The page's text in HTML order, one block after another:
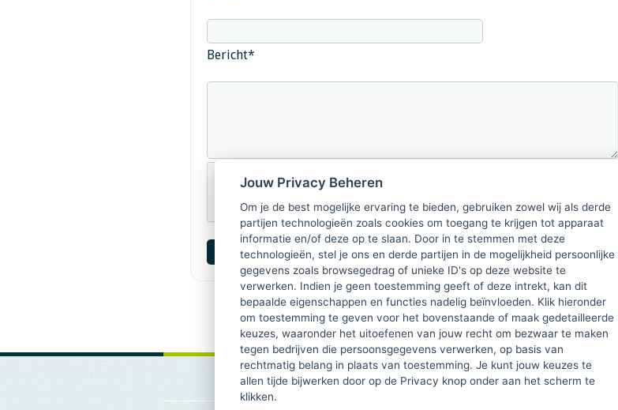
Bericht*
Jouw Privacy Beheren
Om je de best mogelijke ervaring te bieden, gebruiken zowel wij als derde
partijen technologieën zoals cookies om toegang te krijgen tot apparaat
informatie en/of deze op te slaan. Door in te stemmen met deze
technologieën, stel je ons en derde partijen in de mogelijkheid persoonlijke
gegevens zoals browsegedrag of unieke ID's op deze website te
verwerken. Indien je geen toestemming geeft of deze intrekt, kan dit
bepaalde eigenschappen en functies nadelig beïnvloeden. Klik hieronder
om toestemming te geven voor het bovenstaande of maak gedetailleerde
keuzes, waaronder het uitoefenen van jouw recht om bezwaar te maken
tegen bedrijven die persoonsgegevens verwerken, op basis van
rechtmatig belang in plaats van toestemming. Je kunt jouw keuzes te
allen tijde bijwerken door op de Privacy knop onder aan het scherm te
klikken.